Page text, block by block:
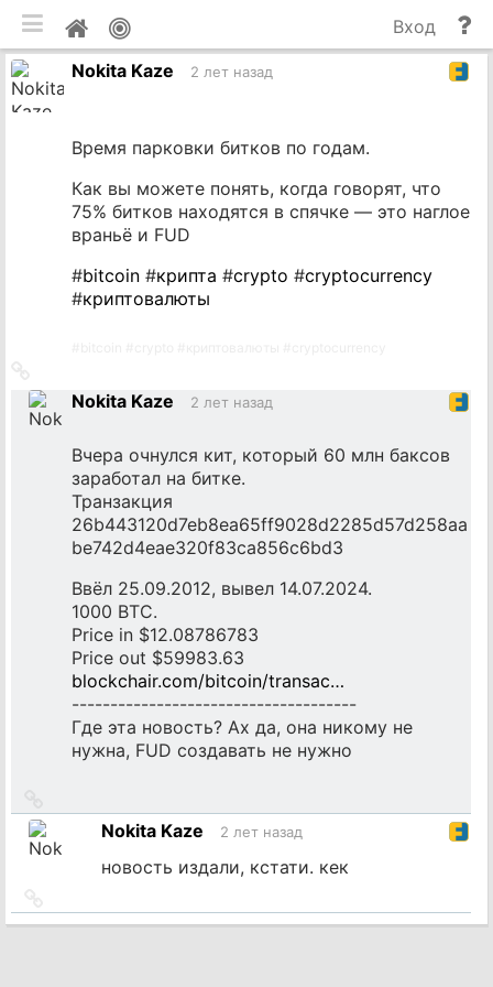
Мой
профиль
и
Вход
Nokita Kaze
2 лет назад
Время парковки битков по годам.
Как вы можете понять, когда говорят, что
75% битков находятся в спячке — это наглое
враньё и FUD
#bitcoin #крипта #crypto #cryptocurrency
#криптовалюты
на
источникNokita Kaze 2 лет назад
Вчера очнулся кит, который 60 млн баксов
заработал на битке.
Транзакция
26b443120d7eb8ea65ff9028d2285d57d258aa
be742d4eae320f83ca856c6bd3
Ввёл 25.09.2012, вывел 14.07.2024.
1000 BTC.
Price in $12.08786783
Price out $59983.63
blockchair.com/bitcoin/transac…
-------------------------------------
Где эта новость? Ах да, она никому не
нужна, FUD создавать не нужно
на
источникNokita Kaze 2 лет назад
новость издали, кстати. кек
на
мобильная версия